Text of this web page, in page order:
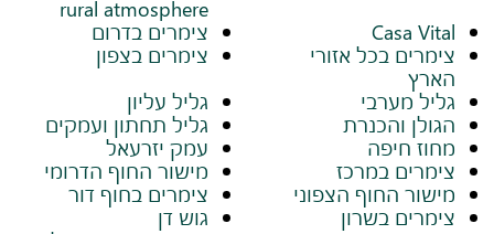
rural atmosphere
Casa Vital
צימרים בדרום
צימרים בכל אזורי
הארץ
צימרים בצפון
גליל מערבי
גליל עליון
הגולן והכנרת
גליל תחתון ועמקים
מחוז חיפה
עמק יזרעאל
צימרים במרכז
מישור החוף הדרומי
מישור החוף הצפוני
צימרים בחוף דור
צימרים בשרון
גוש דן